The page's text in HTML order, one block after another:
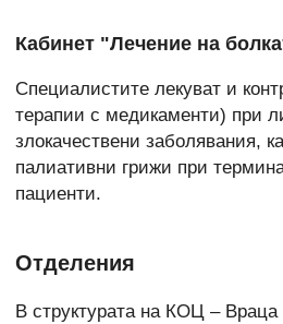
Кабинет "Лечение на
Специалистите лекуват и
терапии с медикаменти) при
злокачествени заболявания,
палиативни грижи при
пациенти.
Отделения
В структурата на КОЦ –